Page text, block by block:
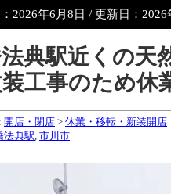
2026年6月8日 / 更新日： 2026
典駅近くの天
工事のため休
開店・閉店 > 休業・移転・新装開店
法典駅 市川市